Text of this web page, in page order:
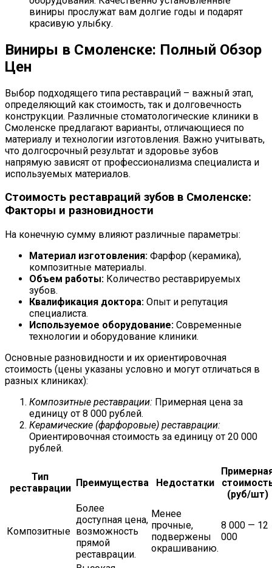
виниры прослужат вам долгие годы и подарят
красивую улыбку.
Виниры в Смоленске: Полный Обзор
Цен
Выбор подходящего типа реставраций – важный этап,
определяющий как стоимость, так и долговечность
конструкции. Различные стоматологические клиники в
Смоленске предлагают варианты, отличающиеся по
материалу и технологии изготовления. Важно учитывать,
что долгосрочный результат и здоровье зубов
напрямую зависят от профессионализма специалиста и
используемых материалов.
Стоимость реставраций зубов в Смоленске:
Факторы и разновидности
На конечную сумму влияют различные параметры:
Материал изготовления: Фарфор (керамика),
композитные материалы.
Объем работы: Количество реставрируемых
зубов.
Квалификация доктора: Опыт и репутация
специалиста.
Используемое оборудование: Современные
технологии и оборудование клиники.
Основные разновидности и их ориентировочная
стоимость (цены указаны условно и могут отличаться в
разных клиниках):
Композитные реставрации: Примерная цена за
единицу от 8 000 рублей.
Керамические (фарфоровые) реставрации:
Ориентировочная стоимость за единицу от 20 000
рублей.
Тип
реставрации Преимущества Недостатки
(руб/шт)
Композитные
Более
доступная цена,
возможность
прямой
реставрации.
Менее
прочные,
подвержены
окрашиванию.
8 000 — 12
000